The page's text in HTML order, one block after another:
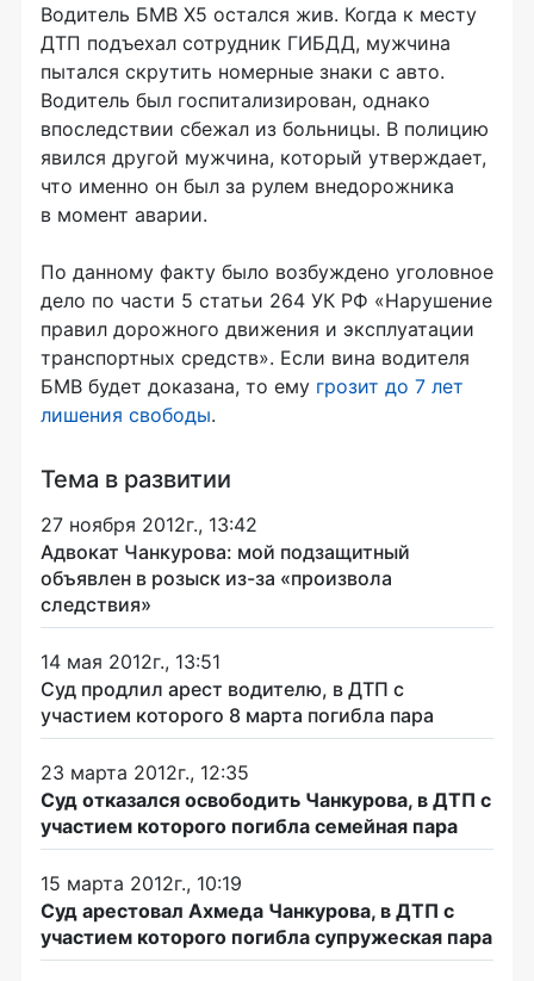
Водитель БМВ Х5 остался жив. Когда к месту
ДТП подъехал сотрудник ГИБДД, мужчина
пытался скрутить номерные знаки с авто.
Водитель был госпитализирован, однако
впоследствии сбежал из больницы. В полицию
явился другой мужчина, который утверждает,
что именно он был за рулем внедорожника
в момент аварии.
По данному факту было возбуждено уголовное
дело по части 5 статьи 264 УК РФ «Нарушение
правил дорожного движения и эксплуатации
транспортных средств». Если вина водителя
БМВ будет доказана, то ему грозит до 7 лет
лишения свободы.
Тема в развитии
27 ноября 2012г., 13:42
Адвокат Чанкурова: мой подзащитный
объявлен в розыск из-за «произвола
следствия»
14 мая 2012г., 13:51
Суд продлил арест водителю, в ДТП с
участием которого 8 марта погибла пара
23 марта 2012г., 12:35
Суд отказался освободить Чанкурова, в ДТП с
участием которого погибла семейная пара
15 марта 2012г., 10:19
Суд арестовал Ахмеда Чанкурова, в ДТП с
участием которого погибла супружеская пара